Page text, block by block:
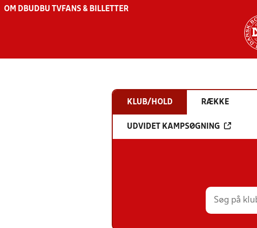
OM DBU DBU TV FANS & BILLETTER
KLUB/HOLD RÆKKE
UDVIDET KAMPSØGNING